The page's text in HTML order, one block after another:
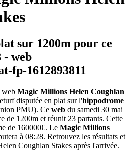
sur 1200m pour ce
- web
web Magic Millions Helen Coughlan
disputée en plat sur l'hippodrome
PMU). Ce web du samedi 30 mai
de 1200m et réunit 23 partants. Cette
de 160000€. Le Magic Millions
à 08:28. Retrouvez les résultats et
Coughlan Stakes après l'arrivée.